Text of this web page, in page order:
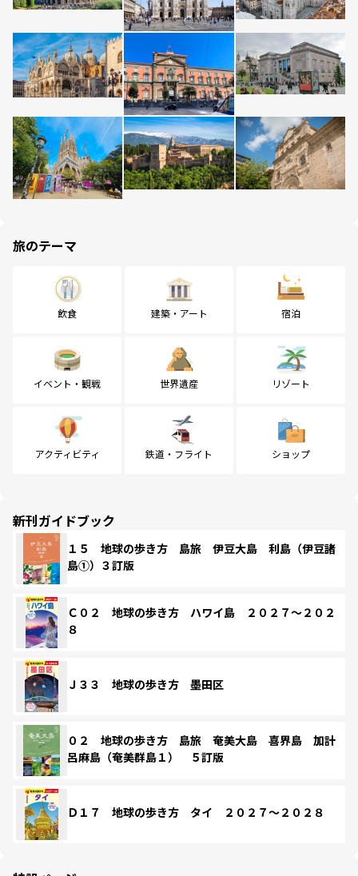
旅のテーマ
飲食 建築・アート 宿泊
イベント・観戦 世界遺産 リゾート
アクティビティ 鉄道・フライト ショップ
新刊ガイドブック
１５ 地球の歩き方 島旅 伊豆大島 利島（伊豆諸
島①）３訂版
Ｃ０２ 地球の歩き方 ハワイ島 ２０２７～２０２
８
Ｊ３３ 地球の歩き方 墨田区
０２ 地球の歩き方 島旅 奄美大島 喜界島 加計
呂麻島（奄美群島１） ５訂版
Ｄ１７ 地球の歩き方 タイ ２０２７～２０２８